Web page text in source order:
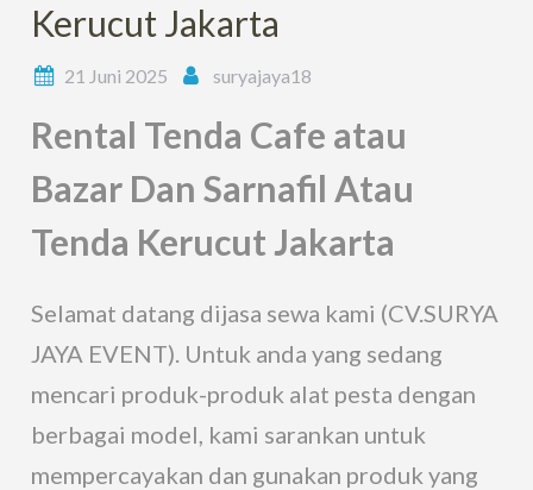
Kerucut Jakarta
21 Juni 2025 suryajaya18
Rental Tenda Cafe atau
Bazar Dan Sarnafil Atau
Tenda Kerucut Jakarta
Selamat datang dijasa sewa kami (CV.SURYA
JAYA EVENT). Untuk anda yang sedang
mencari produk-produk alat pesta dengan
berbagai model, kami sarankan untuk
mempercayakan dan gunakan produk yang